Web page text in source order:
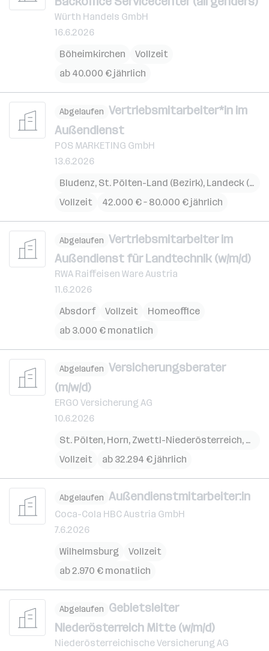
Würth Handels GmbH
16.6.2026
Böheimkirchen
Vollzeit
ab 40.000 € jährlich
Abgelaufen Vertriebsmitarbeiter*in im
Außendienst
POS MARKETING GmbH
13.6.2026
Bludenz, St. Pölten-Land (Bezirk), Landeck (Bezirk)
Vollzeit
42.000 € – 80.000 € jährlich
Abgelaufen Vertriebsmitarbeiter im
Außendienst für Landtechnik (w/m/d)
RWA Raiffeisen Ware Austria
11.6.2026
Absdorf
Vollzeit
Homeoffice
ab 3.000 € monatlich
Abgelaufen Versicherungsberater
(m/w/d)
ERGO Versicherung AG
10.6.2026
St. Pölten, Horn, Zwettl-Niederösterreich,
Vollzeit
ab 32.294 € jährlich
Abgelaufen Außendienstmitarbeiter:in
Coca-Cola HBC Austria GmbH
7.6.2026
Wilhelmsburg
Vollzeit
ab 2.970 € monatlich
Abgelaufen Gebietsleiter
Niederösterreich Mitte (w/m/d)
Niederösterreichische Versicherung AG